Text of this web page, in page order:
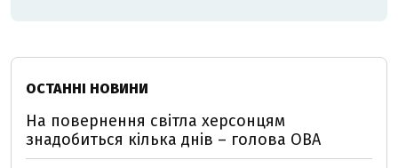
ОСТАННІ НОВИНИ
На повернення світла херсонцям
знадобиться кілька днів – голова ОВА